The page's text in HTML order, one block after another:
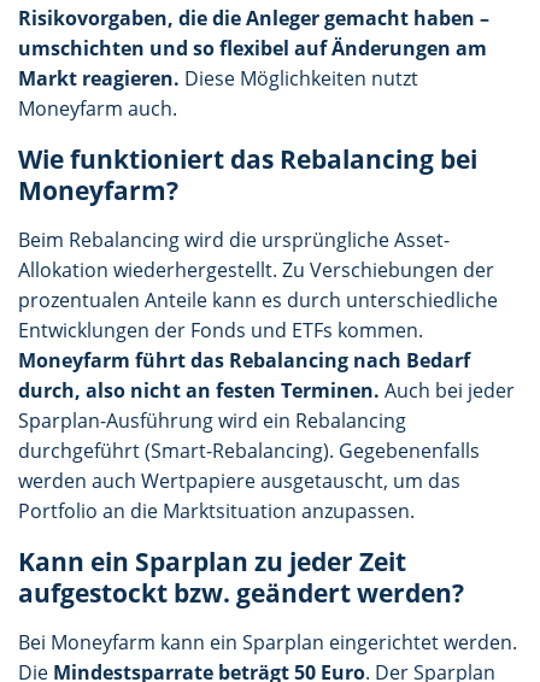
Risikovorgaben, die die Anleger gemacht haben –
umschichten und so flexibel auf Änderungen am
Markt reagieren. Diese Möglichkeiten nutzt
Moneyfarm auch.
Wie funktioniert das Rebalancing bei
Moneyfarm?
Beim Rebalancing wird die ursprüngliche Asset-
Allokation wiederhergestellt. Zu Verschiebungen der
prozentualen Anteile kann es durch unterschiedliche
Entwicklungen der Fonds und ETFs kommen.
Moneyfarm führt das Rebalancing nach Bedarf
durch, also nicht an festen Terminen. Auch bei jeder
Sparplan-Ausführung wird ein Rebalancing
durchgeführt (Smart-Rebalancing). Gegebenenfalls
werden auch Wertpapiere ausgetauscht, um das
Portfolio an die Marktsituation anzupassen.
Kann ein Sparplan zu jeder Zeit
aufgestockt bzw. geändert werden?
Bei Moneyfarm kann ein Sparplan eingerichtet werden.
Die Mindestsparrate beträgt 50 Euro. Der Sparplan